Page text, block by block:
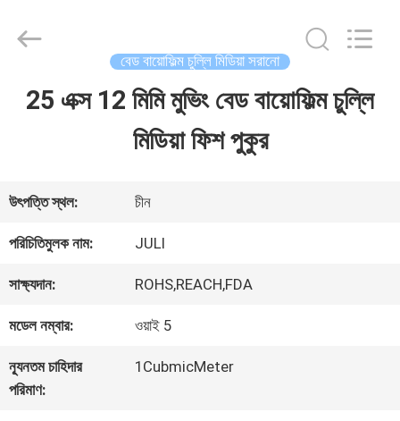
বাড়ি
আমাদের
সম্বন্ধে
কারখানা
পরিদর্শন
Plastic
CO.,LTD.
Reserved.
Developed
বেড বায়োফিল্ম চুল্লি মিডিয়া সরানো
25 এক্স 12 মিমি মুভিং বেড বায়োফিল্ম চুল্লি
মিডিয়া ফিশ পুকুর
উৎপত্তি স্থল: চীন
পরিচিতিমুলক নাম: JULI
সাক্ষ্যদান: ROHS,REACH,FDA
মডেল নম্বার: ওয়াই 5
ন্যূনতম চাহিদার
পরিমাণ:
1CubmicMeter